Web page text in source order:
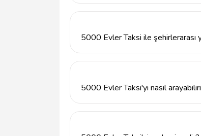
5000 Evler Taksi ile şehirlerarası
5000 Evler Taksi'yi nasıl